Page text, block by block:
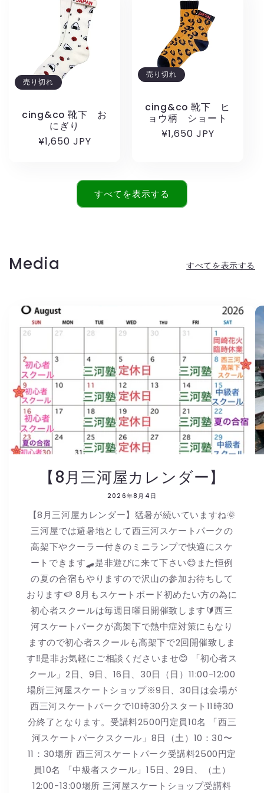
売り切れ
cing&co 靴下 お
にぎり
通
¥1,650 JPY
売り切れ
cing&co 靴下 ヒ
ョウ柄 ショート
通
¥1,650 JPY
すべてを表示する
Media すべてを表示する
【8月三河屋カレンダー】
2026年8月4日
【8月三河屋カレンダー】猛暑が続いていますね🌞
三河屋では避暑地として西三河スケートパークの
高架下やクーラー付きのミニランプで快適にスケ
ートできます🛹是非遊びに来て下さい😊また恒例
の夏の合宿もやりますので沢山の参加お待ちして
おります🍉 8月もスケートボード初めたい方の為に
初心者スクールは毎週日曜日開催致します🔰西三
河スケートパークが高架下で熱中症対策にもなり
ますので初心者スクールも高架下で2回開催致しま
す‼️是非お気軽にご相談くださいませ😊 「初心者ス
クール」2日、9日、16日、30日（日）11:00-12:00
場所三河屋スケートショップ※9日、30日は会場が
西三河スケートパークで10時30分スタート11時30
分終了となります。受講料2500円定員10名 「西三
河スケートパークスクール」8日（土）10：30〜
11：30場所 西三河スケートパーク受講料2500円定
員10名 「中級者スクール」15日、29日、（土）
12:00-13:00場所 三河屋スケートショップ受講料